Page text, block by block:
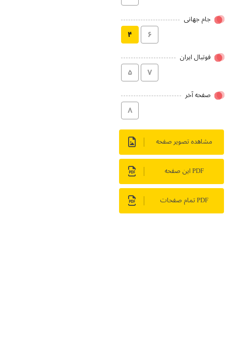
جام جهانی
۴ ۶
فوتبال ایران
۵ ۷
صفحه آخر
۸
مشاهده تصویر صفحه
PDF این صفحه
PDF تمام صفحات